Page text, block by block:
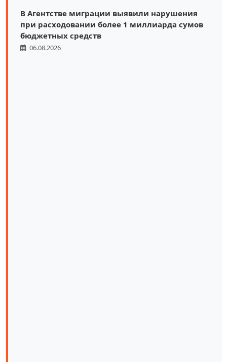
В Агентстве миграции выявили нарушения
при расходовании более 1 миллиарда сумов
бюджетных средств
06.08.2026